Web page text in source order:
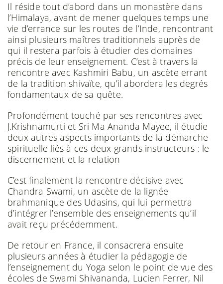
Il réside tout d’abord dans un monastère dans
l’Himalaya, avant de mener quelques temps une
vie d’errance sur les routes de l’Inde, rencontrant
ainsi plusieurs maîtres traditionnels auprès de
qui il restera parfois à étudier des domaines
précis de leur enseignement. C’est à travers la
rencontre avec Kashmiri Babu, un ascète errant
de la tradition shivaïte, qu’il abordera les degrés
fondamentaux de sa quête.
Profondément touché par ses rencontres avec
J.Krishnamurti et Sri Ma Ananda Mayee, il étudie
deux autres aspects importants de la démarche
spirituelle liés à ces deux grands instructeurs : le
discernement et la relation
C’est finalement la rencontre décisive avec
Chandra Swami, un ascète de la lignée
brahmanique des Udasins, qui lui permettra
d’intégrer l’ensemble des enseignements qu’il
avait reçu précédemment.
De retour en France, il consacrera ensuite
plusieurs années à étudier la pédagogie de
l’enseignement du Yoga selon le point de vue des
écoles de Swami Shivananda, Lucien Ferrer, Nil